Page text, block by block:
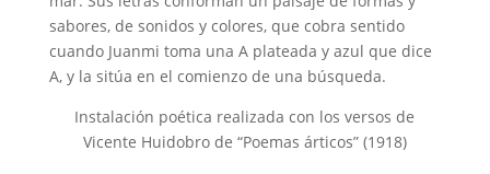
sabores, de sonidos y colores, que cobra sentido
cuando Juanmi toma una A plateada y azul que dice
A, y la sitúa en el comienzo de una búsqueda.
Instalación poética realizada con los versos de
Vicente Huidobro de “Poemas árticos” (1918)